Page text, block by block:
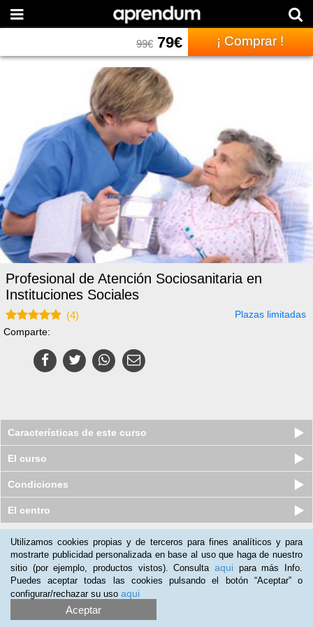
99€79€ ¡ Comprar !
Profesional de Atención Sociosanitaria en
Instituciones Sociales
(4)
Plazas limitadas
Comparte:
Características de este curso
El curso
Condiciones
El centro
Nuestros clientes opinan:
Maria Vitero(08-09-2019)
Buena
Doina Fraunhofer(08-06-2016)
Utilizamos cookies propias y de terceros para fines analíticos y para
mostrarte publicidad personalizada en base al uso que haga de nuestro
sitio (por ejemplo, productos vistos). Consulta aqui para más Info.
Puedes aceptar todas las cookies pulsando el botón “Aceptar” o
configurar/rechazar su uso aqui
Aceptar